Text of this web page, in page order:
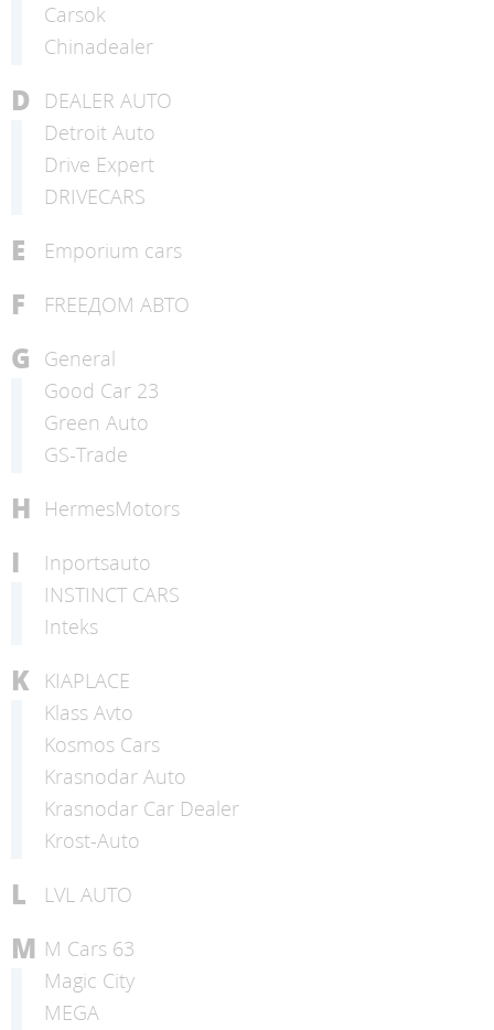
Carsok
Chinadealer
D
DEALER AUTO
Detroit Auto
Drive Expert
DRIVECARS
E Emporium cars
F FREEДОМ АВТО
G
General
Good Car 23
Green Auto
GS-Trade
H HermesMotors
I
Inportsauto
INSTINCT CARS
Inteks
K
KIAPLACE
Klass Avto
Kosmos Cars
Krasnodar Auto
Krasnodar Car Dealer
Krost-Auto
L LVL AUTO
M M Cars 63
Magic City
MEGA